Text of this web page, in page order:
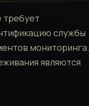
требует
службы
мониторинга.
являются